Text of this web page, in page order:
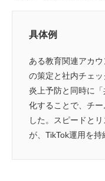
具体例
ある教育関連アカ
の策定と社内チェッ
炎上予防と同時に
化することで、チ
した。スピードと
が、TikTok運用を持